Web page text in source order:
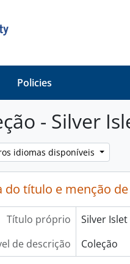
Policies
- Silver
idiomas disponíveis
do título e menção
Título próprio
Silver
de descrição
Coleção